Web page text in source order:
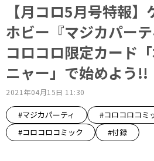
【月コロ5月号特報
ホビー『マジカパー
コロコロ限定カード
ニャー」で始めよう!!
2021年04月15日 11:30
#マジカパーティ
#コロコロコミ
#コロコロコミック
#付録